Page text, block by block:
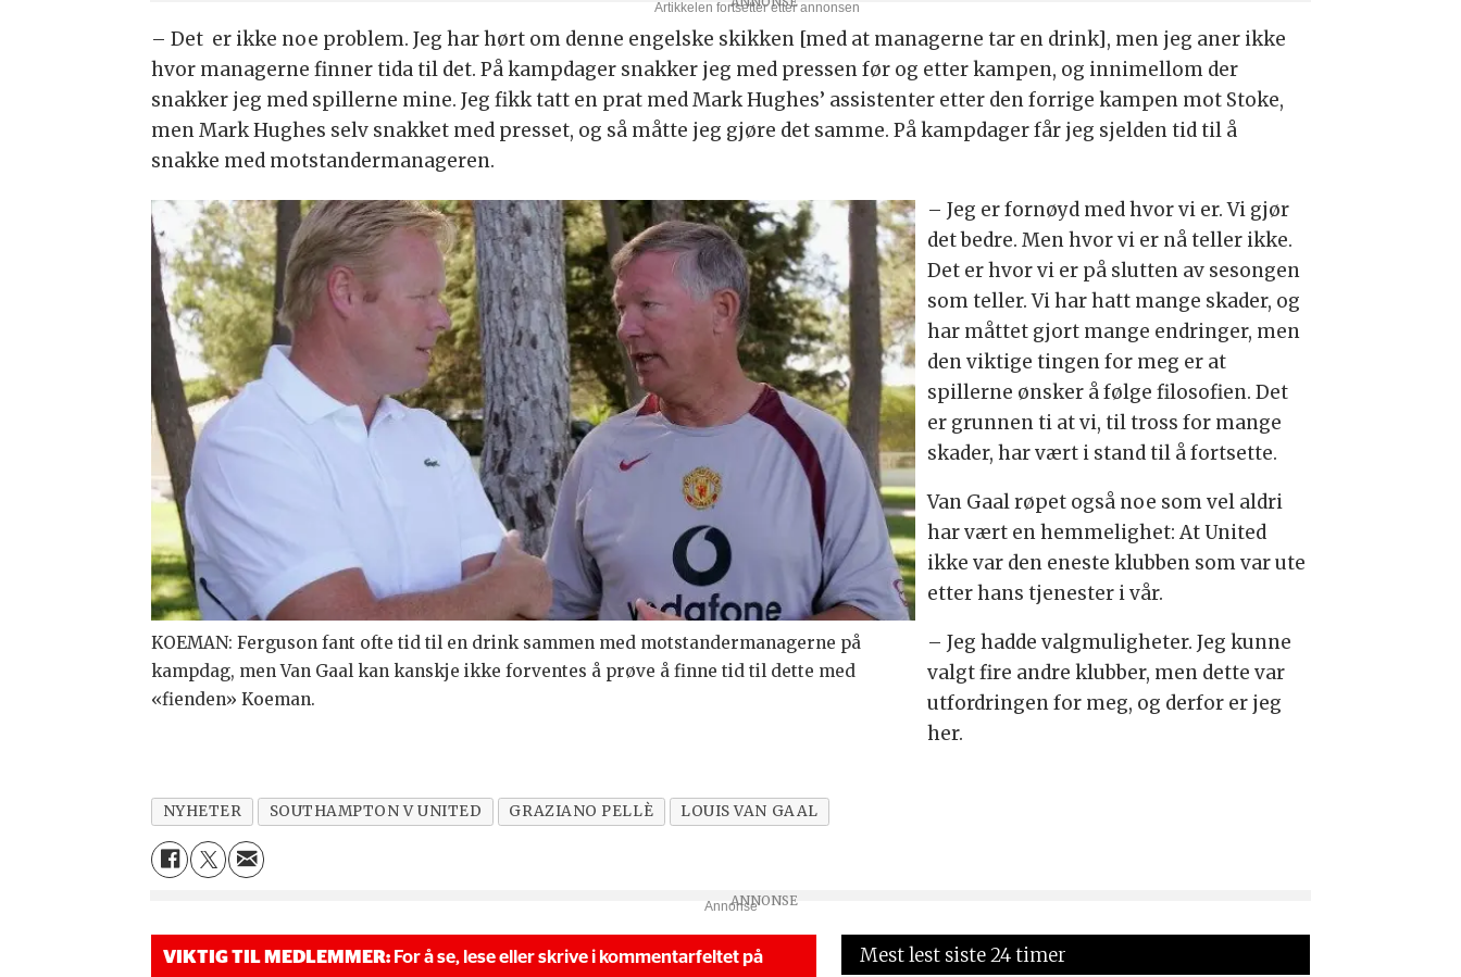
– Det er ikke noe problem. Jeg har hørt om denne engelske skikken [med at managerne tar en drink], men jeg aner ikke
hvor managerne finner tida til det. På kampdager snakker jeg med pressen før og etter kampen, og innimellom der
snakker jeg med spillerne mine. Jeg fikk tatt en prat med Mark Hughes’ assistenter etter den forrige kampen mot Stoke,
men Mark Hughes selv snakket med presset, og så måtte jeg gjøre det samme. På kampdager får jeg sjelden tid til å
snakke med motstandermanageren.
KOEMAN: Ferguson fant ofte tid til en drink sammen med motstandermanagerne på
kampdag, men Van Gaal kan kanskje ikke forventes å prøve å finne tid til dette med
«fienden» Koeman.
– Jeg er fornøyd med hvor vi er. Vi gjør
det bedre. Men hvor vi er nå teller ikke.
Det er hvor vi er på slutten av sesongen
som teller. Vi har hatt mange skader, og
har måttet gjort mange endringer, men
den viktige tingen for meg er at
spillerne ønsker å følge filosofien. Det
er grunnen ti at vi, til tross for mange
skader, har vært i stand til å fortsette.
Van Gaal røpet også noe som vel aldri
har vært en hemmelighet: At United
ikke var den eneste klubben som var ute
etter hans tjenester i vår.
– Jeg hadde valgmuligheter. Jeg kunne
valgt fire andre klubber, men dette var
utfordringen for meg, og derfor er jeg
her.
NYHETER SOUTHAMPTON V UNITED GRAZIANO PELLÈ LOUIS VAN GAAL
Annonse
VIKTIG TIL MEDLEMMER: For å se, lese eller skrive i kommentarfeltet på
Mest lest siste 24 timer